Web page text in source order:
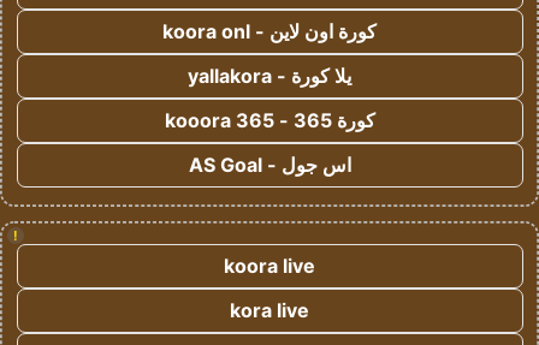
كورة اون لاين - koora onl
يلا كورة - yallakora
كورة 365 - kooora 365
اس جول - AS Goal
!
koora live
kora live